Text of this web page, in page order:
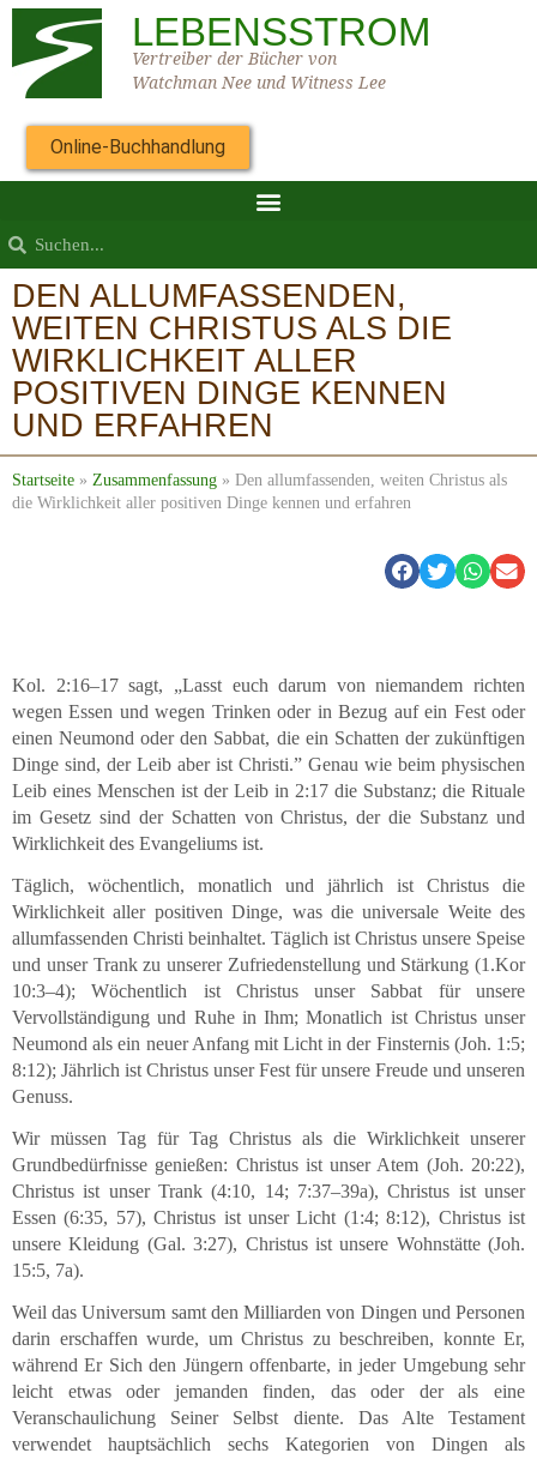
LEBENSSTROM
Vertreiber der Bücher von
Watchman Nee und Witness Lee
Online-Buchhandlung
DEN ALLUMFASSENDEN,
WEITEN CHRISTUS ALS DIE
WIRKLICHKEIT ALLER
POSITIVEN DINGE KENNEN
UND ERFAHREN
Startseite » Zusammenfassung » Den allumfassenden, weiten Christus als
die Wirklichkeit aller positiven Dinge kennen und erfahren
Kol. 2:16–17 sagt, „Lasst euch darum von niemandem richten
wegen Essen und wegen Trinken oder in Bezug auf ein Fest oder
einen Neumond oder den Sabbat, die ein Schatten der zukünftigen
Dinge sind, der Leib aber ist Christi.” Genau wie beim physischen
Leib eines Menschen ist der Leib in 2:17 die Substanz; die Rituale
im Gesetz sind der Schatten von Christus, der die Substanz und
Wirklichkeit des Evangeliums ist.
Täglich, wöchentlich, monatlich und jährlich ist Christus die
Wirklichkeit aller positiven Dinge, was die universale Weite des
allumfassenden Christi beinhaltet. Täglich ist Christus unsere Speise
und unser Trank zu unserer Zufriedenstellung und Stärkung (1.Kor
10:3–4); Wöchentlich ist Christus unser Sabbat für unsere
Vervollständigung und Ruhe in Ihm; Monatlich ist Christus unser
Neumond als ein neuer Anfang mit Licht in der Finsternis (Joh. 1:5;
8:12); Jährlich ist Christus unser Fest für unsere Freude und unseren
Genuss.
Wir müssen Tag für Tag Christus als die Wirklichkeit unserer
Grundbedürfnisse genießen: Christus ist unser Atem (Joh. 20:22),
Christus ist unser Trank (4:10, 14; 7:37–39a), Christus ist unser
Essen (6:35, 57), Christus ist unser Licht (1:4; 8:12), Christus ist
unsere Kleidung (Gal. 3:27), Christus ist unsere Wohnstätte (Joh.
15:5, 7a).
Weil das Universum samt den Milliarden von Dingen und Personen
darin erschaffen wurde, um Christus zu beschreiben, konnte Er,
während Er Sich den Jüngern offenbarte, in jeder Umgebung sehr
leicht etwas oder jemanden finden, das oder der als eine
Veranschaulichung Seiner Selbst diente. Das Alte Testament
verwendet hauptsächlich sechs Kategorien von Dingen als